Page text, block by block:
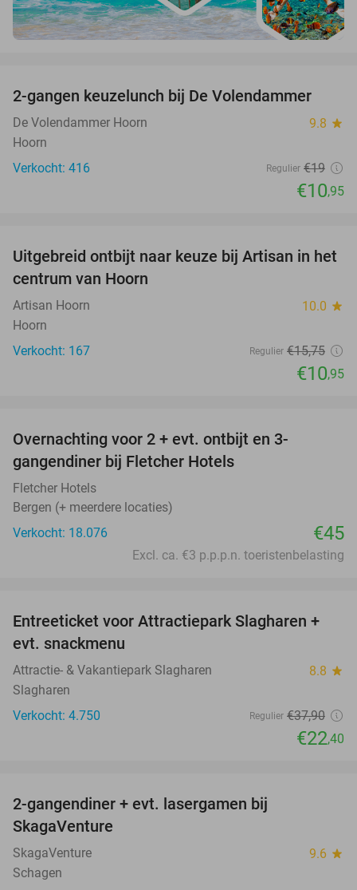
42%
2-gangen keuzelunch bij De Volendammer
De Volendammer Hoorn 9.8 star
Hoorn
Verkocht: 416
Regulier €19
€10,95
30%
Uitgebreid ontbijt naar keuze bij Artisan in het
centrum van Hoorn
Artisan Hoorn 10.0 star
Hoorn
Verkocht: 167
Regulier €15,75
€10,95
Overnachting voor 2 + evt. ontbijt en 3-
gangendiner bij Fletcher Hotels
Fletcher Hotels
Bergen (+ meerdere locaties)
Verkocht: 18.076
€45
Excl. ca. €3 p.p.p.n. toeristenbelasting
41%
Entreeticket voor Attractiepark Slagharen +
evt. snackmenu
Attractie- & Vakantiepark Slagharen 8.8 star
Slagharen
Verkocht: 4.750
Regulier €37,90
€22,40
2-gangendiner + evt. lasergamen bij
SkagaVenture
SkagaVenture 9.6 star
Schagen